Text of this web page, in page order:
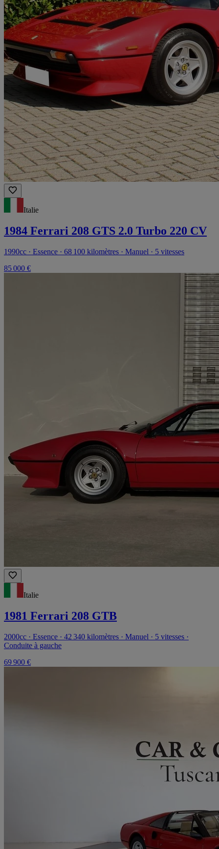
Italie
1984 Ferrari 208 GTS 2.0 Turbo 220 CV
1990cc · Essence · 68 100 kilomètres · Manuel · 5 vitesses
85 000 €
Italie
1981 Ferrari 208 GTB
2000cc · Essence · 42 340 kilomètres · Manuel · 5 vitesses ·
Conduite à gauche
69 900 €